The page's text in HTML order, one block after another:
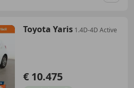
Toyota Yaris 1.4D-4D Active
€ 10.475